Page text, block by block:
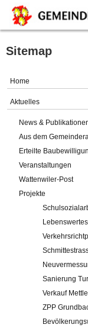
Home
Gemeinde
Verwaltung
Online-Service
Impressum
Sitemap
Home
Aktuelles
News &
Aus dem
Erteilte
Veranstaltungen
Wattenwiler-Post
Projekte
Sanierung
Verkauf
ZPP